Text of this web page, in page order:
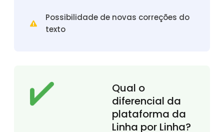
Possibilidade de novas correções do
texto
Qual o
diferencial da
plataforma da
Linha por Linha?